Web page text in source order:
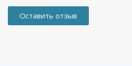
Оставить отзыв